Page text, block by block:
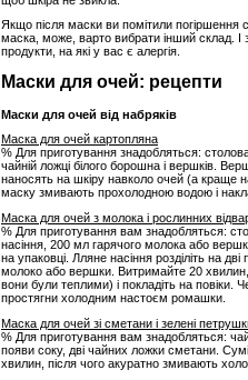
Якщо після маски ви помітили погіршення
маска, може, варто вибрати інший склад. І
продукти, на які у вас є алергія.
Маски для очей: рецепти
Маски для очей від набряків
Маска для очей картопляна
% Для приготування знадобляться:
чайній ложці білого борошна і вершків.
наносять на шкіру навколо очей (а краще
маску змивають прохолодною водою і
Маска для очей з молока і рослинних
% Для приготування вам знадобляться:
насіння, 200 мл гарячого молока або
на упаковці. Лляне насіння розділіть на
молоко або вершки. Витримайте 20
вони були теплими) і покладіть на повіки.
простягни холодним настоєм ромашки.
Маска для очей зі сметани і зелені
% Для приготування вам знадобляться:
появи соку, дві чайних ложки сметани.
хвилин, після чого акуратно змивають